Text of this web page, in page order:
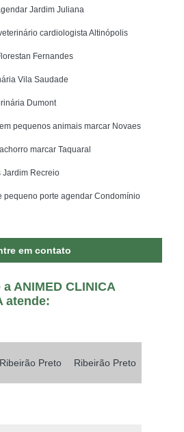
Jardim Juliana
cardiologista Altinópolis
Fernandes
Vila Saudade
Dumont
pequenos animais marcar Novaes
marcar Taquaral
Jardim Recreio
pequeno porte agendar Condomínio
em contato
ANIMED CLINICA
atende:
Ribeirão Preto Ribeirão Preto